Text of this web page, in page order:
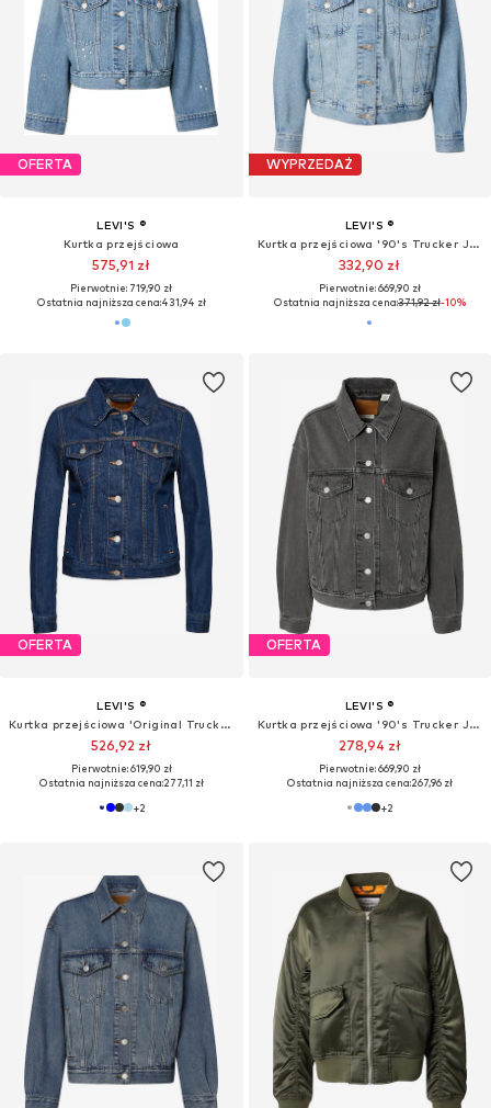
OFERTA
LEVI'S ®
Kurtka przejściowa
575,91 zł
Pierwotnie: 719,90 zł
Ostatnia najniższa cena:431,94 zł
WYPRZEDAŻ
LEVI'S ®
Kurtka przejściowa '90's Trucker Jacket'
332,90 zł
Pierwotnie: 669,90 zł
Ostatnia najniższa cena:371,92 zł-10%
OFERTA
LEVI'S ®
Kurtka przejściowa 'Original Trucker Jacket'
526,92 zł
Pierwotnie: 619,90 zł
Ostatnia najniższa cena:277,11 zł
+2
OFERTA
LEVI'S ®
Kurtka przejściowa '90's Trucker Jacket'
278,94 zł
Pierwotnie: 669,90 zł
Ostatnia najniższa cena:267,96 zł
+2